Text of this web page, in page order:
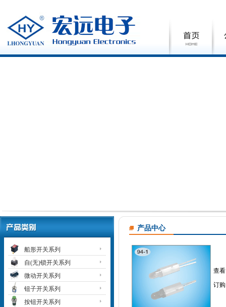
船形开关系列
自(无)锁开关系列
微动开关系列
钮子开关系列
按钮开关系列
产品中心
查看
订购